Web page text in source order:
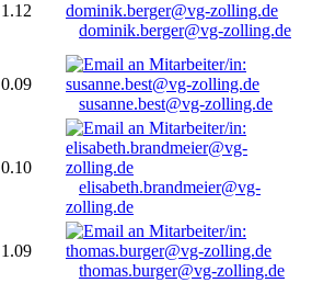
1.12
dominik.berger@vg-zolling.de
0.09
susanne.best@vg-zolling.de
0.10
elisabeth.brandmeier@vg-
zolling.de
1.09
thomas.burger@vg-zolling.de